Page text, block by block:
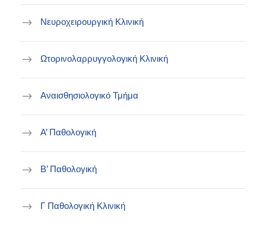
Νευροχειρουργική Κλινική
Ωτορινολαρρυγγολογική Κλινική
Αναισθησιολογικό Τμήμα
Α’ Παθολογική
Β’ Παθολογική
Γ Παθολογική Κλινική